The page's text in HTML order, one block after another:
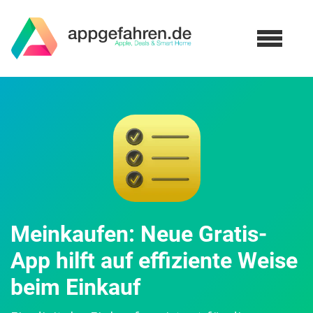
Meinkaufen: Neue Gratis-
App hilft auf effiziente Weise
beim Einkauf